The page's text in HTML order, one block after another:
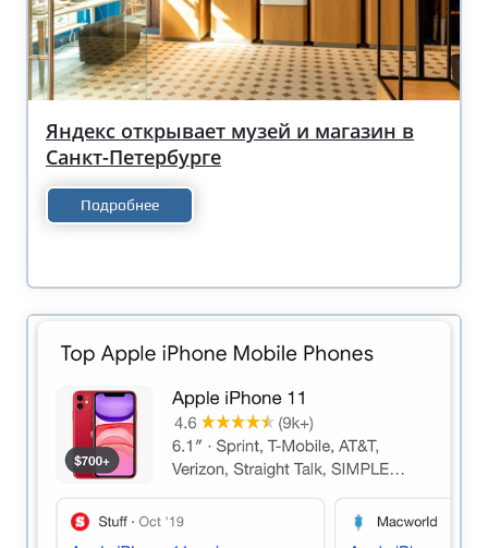
Яндекс открывает музей и магазин в
Санкт-Петербурге
Подробнее